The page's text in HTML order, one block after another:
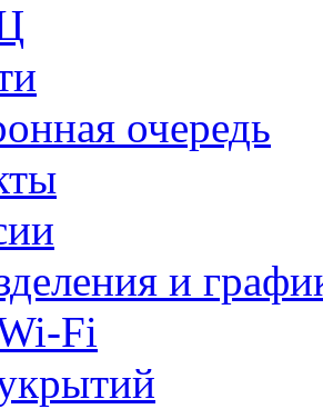
очередь
и
Fi